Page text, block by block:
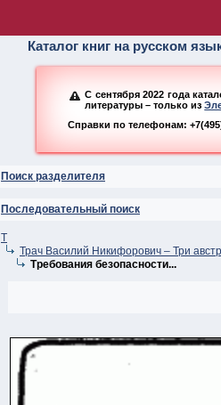
Каталог книг на русском
С сентября 2022 года
литературы – только из
Справки по телефонам:
Поиск разделителя
Последовательный поиск
Т
Трач Василий Никифорович – Три
Требования безопасности...